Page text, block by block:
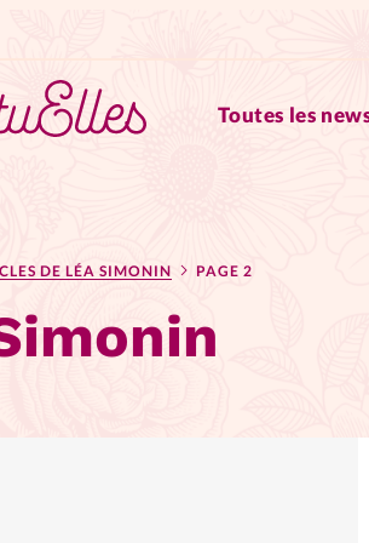
Toutes les
féminin
Astuces
DE LÉA SIMONIN PAGE 2